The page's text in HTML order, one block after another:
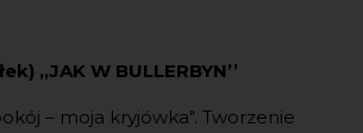
,,JAK W BULLERBYN’’
– moja kryjówka". Tworzenie